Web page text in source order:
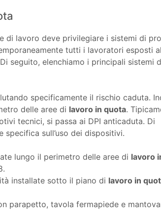
di lavoro deve privilegiare i sistemi di
tutti i lavoratori esposti
seguito, elenchiamo i principali sistemi
specificamente il rischio caduta.
delle aree di lavoro in quota.
tecnici, si passa ai DPI anticaduta. Di
sull’uso dei dispositivi.
lungo il perimetro delle aree di lavoro
installate sotto il piano di lavoro in
parapetto, tavola fermapiede e